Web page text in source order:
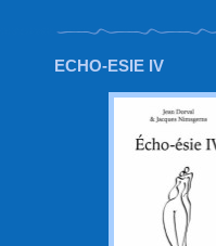
ECHO-ESIE IV